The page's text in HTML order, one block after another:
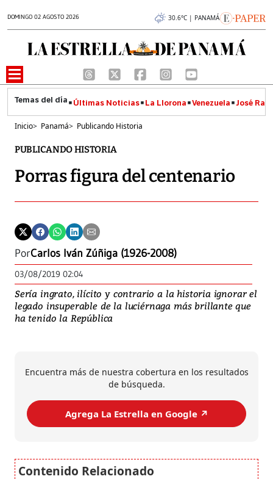
DOMINGO 02 AGOSTO 2026 30.6°C | PANAMÁ
Últimas Noticias La Llorona Venezuela José
Inicio> Panamá> Publicando Historia
PUBLICANDO HISTORIA
Porras figura del centenario
PorCarlos Iván Zúñiga (1926-2008)
03/08/2019 02:04
Sería ingrato, ilícito y contrario a la historia ignorar el
legado insuperable de la luciérnaga más brillante que
ha tenido la República
Encuentra más de nuestra cobertura en los resultados
de búsqueda.
Agrega La Estrella en Google ↗️